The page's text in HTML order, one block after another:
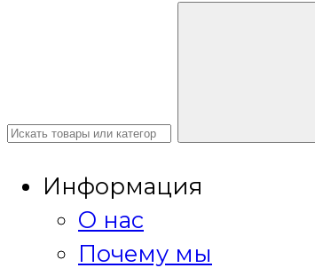
Информация
О нас
Почему мы